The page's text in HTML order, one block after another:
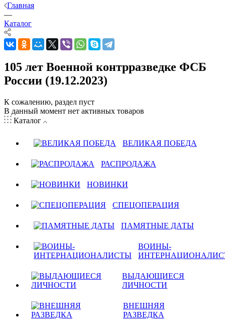
Главная
—
Каталог
105 лет Военной контрразведке ФСБ
России (19.12.2023)
К сожалению, раздел пуст
В данный момент нет активных товаров
Каталог
ВЕЛИКАЯ ПОБЕДА
РАСПРОДАЖА
НОВИНКИ
СПЕЦОПЕРАЦИЯ
ПАМЯТНЫЕ ДАТЫ
ВОИНЫ-
ВЫДАЮЩИЕСЯ
ЛИЧНОСТИ
ВНЕШНЯЯ
РАЗВЕДКА